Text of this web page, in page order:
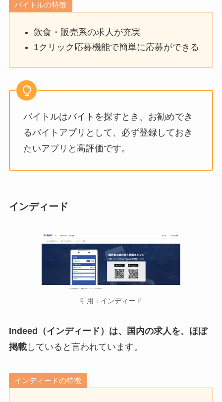
バイトルの特徴
飲食・販売系の求人が充実
1クリック応募機能で簡単に応募ができる
バイトルはバイトを探すとき、お勧めでき
るバイトアプリとして、必ず登録しておき
たいアプリと高評価です。
インディード
引用：インディード
Indeed（インディード）は、国内の求人を、ほぼ
掲載していると言われています。
インディードの特徴